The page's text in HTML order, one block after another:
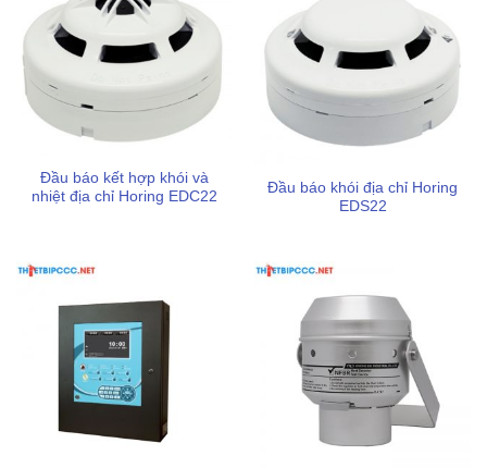
Dịch vụ giao hàng nhanh chóng, hỗ trợ chi phí vận
chuyển tối ưu cho từng khu vực của khách hàng
Quý khách hàng vui lòng liên hệ hotline 0898123114 để
được tư vấn và nhận báo giá ưu đãi ngay hôm nay.
Xem thêm:
Module địa chỉ điều khiển 02 ngõ ra 8A DCP-R2MH
Đầu báo kết hợp khói và
nhiệt địa chỉ Horing EDC22
Đầu báo khói địa chỉ Horing
EDS22